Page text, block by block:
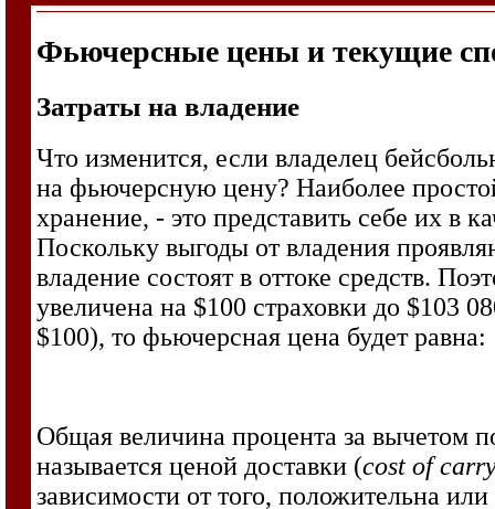
Фьючерсные цены и текущие
Затраты на владение
Что изменится, если владелец
на фьючерсную цену? Наиболее
хранение, - это представить себе их в
Поскольку выгоды от владения
владение состоят в оттоке средств.
увеличена на $100 страховки до $103
$100), то фьючерсная цена будет равна:
Общая величина процента за вычетом
называется ценой доставки (cost of
зависимости от того, положительна